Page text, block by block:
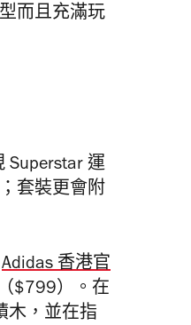
而且充滿玩
Superstar 運
套裝更會附
Adidas 香港官
$799）。在
木，並在指